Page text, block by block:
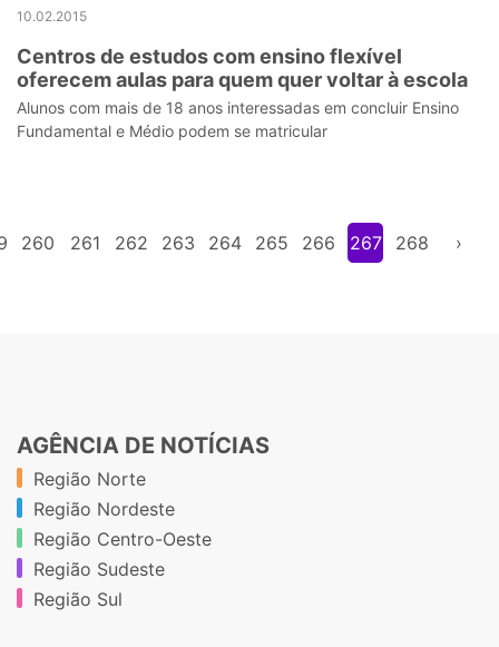
10.02.2015
Centros de estudos com ensino flexível
oferecem aulas para quem quer voltar à escola
Alunos com mais de 18 anos interessadas em concluir Ensino
Fundamental e Médio podem se matricular
260 261 262 263 264 265 266 267 268 ›
AGÊNCIA DE NOTÍCIAS
Região Norte
Região Nordeste
Região Centro-Oeste
Região Sudeste
Região Sul